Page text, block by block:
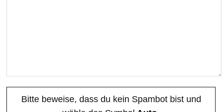
Bitte beweise, dass du kein Spambot bist und